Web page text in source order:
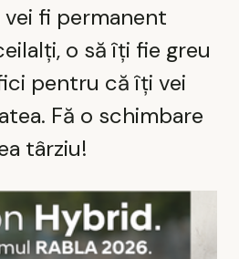
fi permanent
o să îți fie greu
pentru că îți vei
Fă o schimbare
târziu!